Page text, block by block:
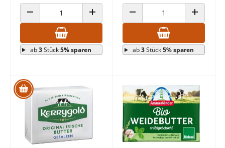
ANZAHL VERRINGERN ANZAHL ERHÖHEN
ab3Stück5% sparen
ANZAHL VERRINGERN ANZAHL
ab3Stück5% sparen